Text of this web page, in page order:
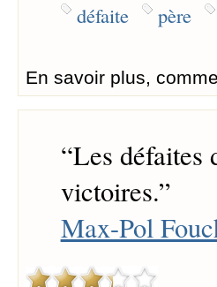
défaite père
En savoir plus,
“Les défaites
victoires.”
Max-Pol